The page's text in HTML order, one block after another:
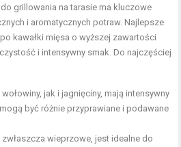
grillowania na tarasie ma kluczowe
i aromatycznych potraw. Najlepsze
kawałki mięsa o wyższej zawartości
i intensywny smak. Do najczęściej
jak i jagnięciny, mają intensywny
być różnie przyprawiane i podawane
wieprzowe, jest idealne do